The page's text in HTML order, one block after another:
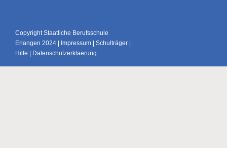
Copyright Staatliche Berufsschule
Erlangen 2024 |
Impressum Schulträger
Hilfe
Datenschutzerklaerung